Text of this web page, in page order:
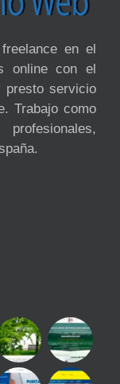
en el
online con el
presto servicio
Trabajo como